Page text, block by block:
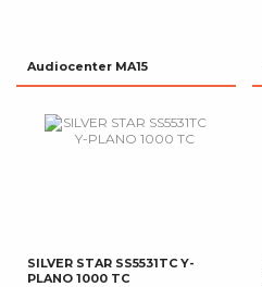
Audiocenter MA15
SILVER STAR SS5531TC Y-
PLANO 1000 TC